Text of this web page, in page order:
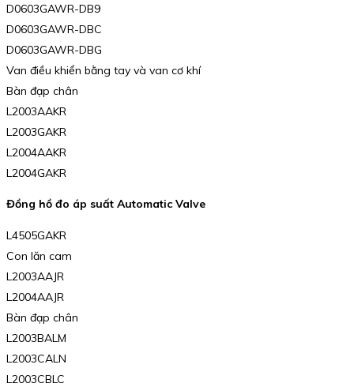
D0603GAWR-DB9
D0603GAWR-DBC
D0603GAWR-DBG
Van điều khiển bằng tay và van cơ khí
Bàn đạp chân
L2003AAKR
L2003GAKR
L2004AAKR
L2004GAKR
Đồng hồ đo áp suất Automatic Valve
L4505GAKR
Con lăn cam
L2003AAJR
L2004AAJR
Bàn đạp chân
L2003BALM
L2003CALN
L2003CBLC